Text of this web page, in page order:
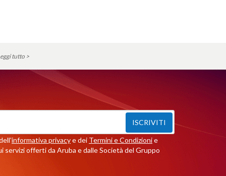
tutto >
ISCRIVITI
informativa privacye dei Termini e Condizionie
offerti da Aruba e dalle Società del Gruppo